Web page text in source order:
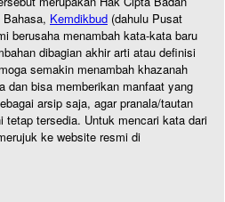
Bahasa, Kemdikbud (dahulu Pusat
berusaha menambah kata-kata baru
dibagian akhir arti atau definisi
semakin menambah khazanah
dan bisa memberikan manfaat yang
arsip saja, agar pranala/tautan
tetap tersedia. Untuk mencari kata dari
ke website resmi di